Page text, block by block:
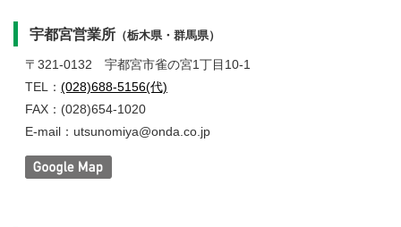
宇都宮営業所 （栃木県・群馬県）
〒321-0132 宇都宮市雀の宮1丁目10-1
TEL： (028)688-5156(代)
FAX：(028)654-1020
E-mail：utsunomiya@onda.co.jp